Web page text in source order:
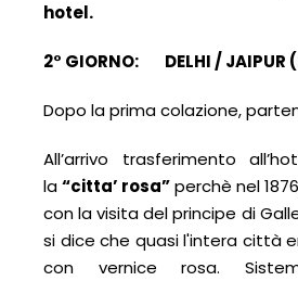
hotel.
2° GIORNO: DELHI / JAIPUR
Dopo la prima colazione,
All’arrivo trasferimento
la“citta’ rosa”perchè nel
con la visita del principe di
si dice che quasi l'intera città
con vernice rosa.